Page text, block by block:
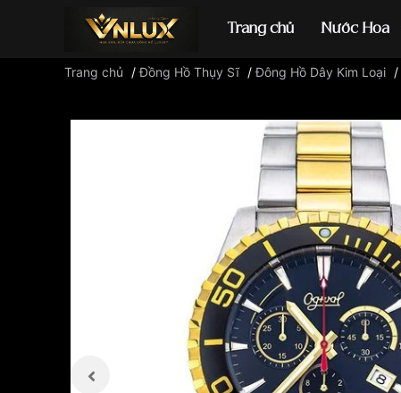
Trang chủ Nước Hoa
Đồng hồ casio
Trang chủ /Đồng Hồ Thụy Sĩ /Đông Hồ Dây Kim Loại /